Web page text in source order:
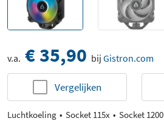
v.a. € 35,90 bij Gistron.com
Vergelijken
Luchtkoeling Socket 115x Socket 1200